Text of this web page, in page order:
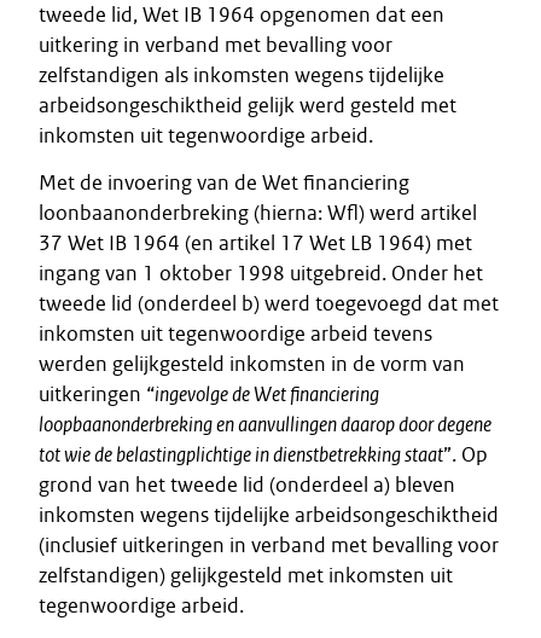
tweede lid, Wet IB 1964 opgenomen dat een
uitkering in verband met bevalling voor
zelfstandigen als inkomsten wegens tijdelijke
arbeidsongeschiktheid gelijk werd gesteld met
inkomsten uit tegenwoordige arbeid.
Met de invoering van de Wet financiering
loonbaanonderbreking (hierna: Wfl) werd artikel
37 Wet IB 1964 (en artikel 17 Wet LB 1964) met
ingang van 1 oktober 1998 uitgebreid. Onder het
tweede lid (onderdeel b) werd toegevoegd dat met
inkomsten uit tegenwoordige arbeid tevens
werden gelijkgesteld inkomsten in de vorm van
uitkeringen “ingevolge de Wet financiering
loopbaanonderbreking en aanvullingen daarop door degene
tot wie de belastingplichtige in dienstbetrekking staat”. Op
grond van het tweede lid (onderdeel a) bleven
inkomsten wegens tijdelijke arbeidsongeschiktheid
(inclusief uitkeringen in verband met bevalling voor
zelfstandigen) gelijkgesteld met inkomsten uit
tegenwoordige arbeid.